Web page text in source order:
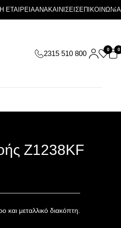
Η ΕΤΑΙΡΕΙΑΑΝΑΚΑΙΝΙΣΕΙΣΕΠΙΚΟΙΝΩΝΙΑ
2315 510 800 0 0
Z1238KF
και μεταλλικό διακόπτη.